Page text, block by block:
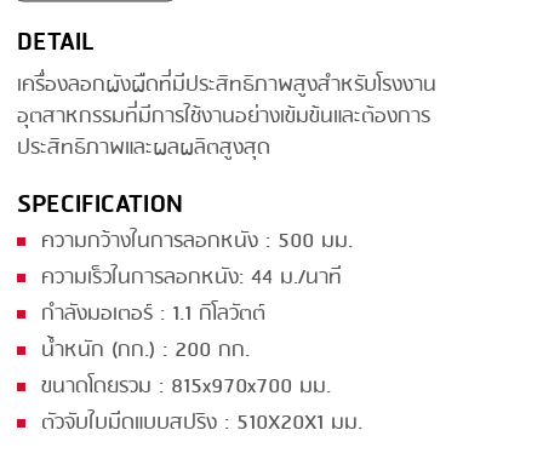
SMOKING
STEAMING
TRAY DENESTER
TUMBLING
VACUUM PACKING
VACUUM STUFFING
WASHING
DETAIL
เครื่องลอกผังผืดที่มีประสิทธิภาพสูงสำหรับโรงงาน
อุตสาหกรรมที่มีการใช้งานอย่างเข้มข้นและต้องการ
ประสิทธิภาพและผลผลิตสูงสุด
SPECIFICATION
ความกว้างในการลอกหนัง : 500 มม.
ความเร็วในการลอกหนัง: 44 ม./นาที
กำลังมอเตอร์ : 1.1 กิโลวัตต์
น้ำหนัก (กก.) : 200 กก.
ขนาดโดยรวม : 815x970x700 มม.
ตัวจับใบมีดแบบสปริง : 510X20X1 มม.